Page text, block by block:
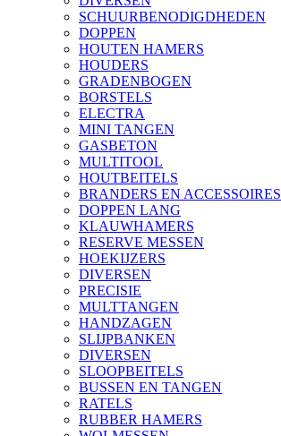
SCHUURBENODIGDHEDEN
DOPPEN
HOUTEN HAMERS
HOUDERS
GRADENBOGEN
BORSTELS
ELECTRA
MINI TANGEN
GASBETON
MULTITOOL
HOUTBEITELS
BRANDERS EN ACCESSOIRES
DOPPEN LANG
KLAUWHAMERS
RESERVE MESSEN
HOEKIJZERS
DIVERSEN
PRECISIE
MULTTANGEN
HANDZAGEN
SLIJPBANKEN
DIVERSEN
SLOOPBEITELS
BUSSEN EN TANGEN
RATELS
RUBBER HAMERS